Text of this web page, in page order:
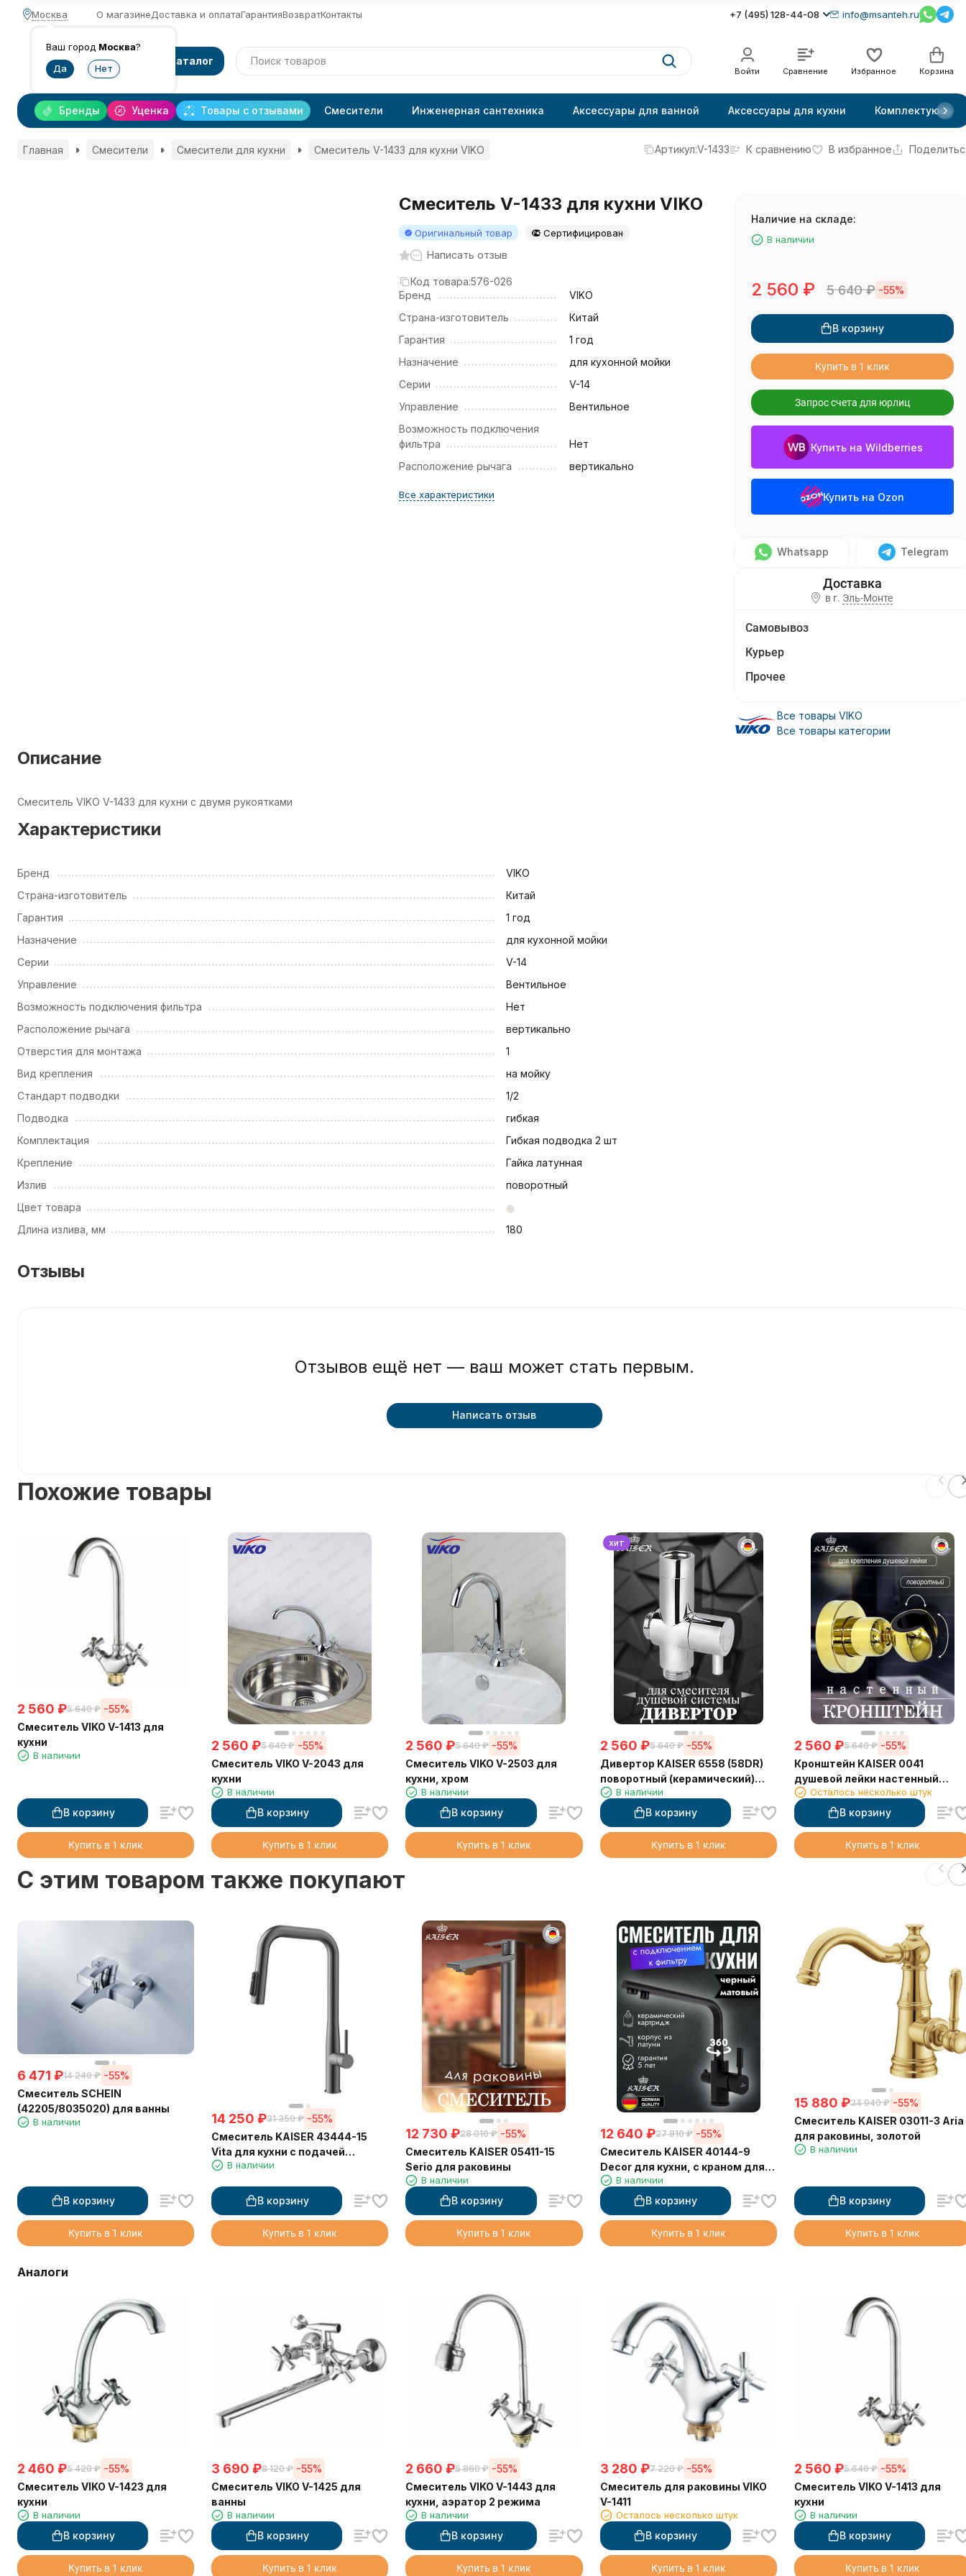
Москва
Ваш город Москва?
О магазинеДоставка и оплатаГарантияВозвратКонтакты +7 (495) 128-44-08 info@msanteh.ru
Каталог
Войти Сравнение Избранное Корзина
Уценка Товары с отзывами
Бренды Смесители Инженерная сантехника Аксессуары для ванной Аксессуары для кухни Комплектующие
Главная Смесители Смесители для кухни Смеситель V-1433 для кухни VIKO Артикул:V-1433 К сравнению В избранное
Смеситель V-1433 для кухни VIKO
Оригинальный товар Сертифицирован
Написать отзыв
Код товара:576-026
Бренд
VIKO
Страна-изготовитель
Китай
Гарантия
1 год
Назначение
для кухонной мойки
Серии
V-14
Управление
Вентильное
Возможность подключения
фильтра
Нет
Расположение рычага
вертикально
Все характеристики
Наличие на складе:
В наличии
2 560 ₽ 5 640₽ -55%
В корзину
Купить в 1 клик
Запрос счета для юрлиц
Купить на Wildberries
Купить на Ozon
Whatsapp Telegram
в г. Эль-Монте
Самовывоз
Курьер
Прочее
Все товары VIKO
Все товары категории
Описание
Смеситель VIKO V-1433 для кухни с двумя рукоятками
Характеристики
Бренд
VIKO
Страна-изготовитель
Китай
Гарантия
1 год
Назначение
для кухонной мойки
Серии
V-14
Управление
Вентильное
Возможность подключения фильтра
Нет
Расположение рычага
вертикально
Отверстия для монтажа
1
Вид крепления
на мойку
Стандарт подводки
1/2
Подводка
гибкая
Комплектация
Гибкая подводка 2 шт
Крепление
Гайка латунная
Излив
поворотный
Цвет товара
Длина излива, мм
180
Отзывы
Отзывов ещё нет — ваш может стать первым.
Написать отзыв
Похожие товары
2 560 ₽5 640 ₽ -55%
Смеситель VIKO V-1413 для
кухни
В наличии
В корзину
Купить в 1 клик
2 560 ₽5 640 ₽ -55%
Смеситель VIKO V-2043 для
кухни
В наличии
В корзину
Купить в 1 клик
2 560 ₽5 640 ₽ -55%
Смеситель VIKO V-2503 для
кухни, хром
В наличии
В корзину
Купить в 1 клик
хит
2 560 ₽5 640 ₽ -55%
Дивертор KAISER 6558 (58DR)
поворотный (керамический)
1/2"x1/2"x1/2"
В наличии
В корзину
Купить в 1 клик
2 560 ₽5 640 ₽ -55%
Кронштейн KAISER 0041
душевой лейки настенный
металлический, Золото
Осталось несколько штук
В корзину
Купить в 1 клик
C этим товаром также покупают
6 471 ₽14 240 ₽ -55%
Смеситель SCHEIN
(42205/8035020) для ванны
В наличии
В корзину
Купить в 1 клик
14 250 ₽31 350 ₽ -55%
Смеситель KAISER 43444-15
Vita для кухни с подачей
фильтрованной воды и
В наличии
В корзину
Купить в 1 клик
12 730 ₽28 010 ₽ -55%
Смеситель KAISER 05411-15
Serio для раковины
В наличии
В корзину
Купить в 1 клик
12 640 ₽27 810 ₽ -55%
Смеситель KAISER 40144-9
Decor для кухни, с краном для
питьевой воды, черный
матовый
В наличии
В корзину
Купить в 1 клик
15 880 ₽34 940 ₽ -55%
Смеситель KAISER 03011-3 Aria
для раковины, золотой
В наличии
В корзину
Купить в 1 клик
Аналоги
2 460 ₽5 420 ₽ -55%
Смеситель VIKO V-1423 для
кухни
В наличии
В корзину
Купить в 1 клик
3 690 ₽8 120 ₽ -55%
Смеситель VIKO V-1425 для
ванны
В наличии
В корзину
Купить в 1 клик
2 660 ₽5 860 ₽ -55%
Смеситель VIKO V-1443 для
кухни, аэратор 2 режима
В наличии
В корзину
Купить в 1 клик
3 280 ₽7 220 ₽ -55%
Смеситель для раковины VIKO
V-1411
Осталось несколько штук
В корзину
Купить в 1 клик
2 560 ₽5 640 ₽ -55%
Смеситель VIKO V-1413 для
кухни
В наличии
В корзину
Купить в 1 клик